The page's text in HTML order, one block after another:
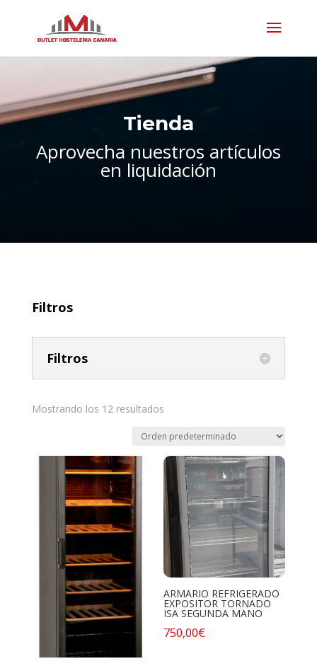
Tienda
Aprovecha nuestros artículos
en liquidación
Filtros
Filtros
Mostrando los 12 resultados
ARMARIO REFRIGERADO
EXPOSITOR TORNADO
ISA SEGUNDA MANO
750,00€